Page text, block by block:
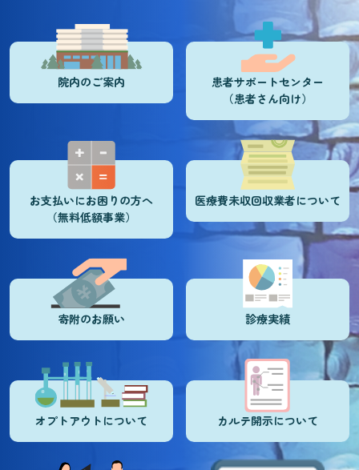
院内のご案内
患者サポートセンター
（患者さん向け）
お支払いにお困りの方へ
（無料低額事業）
医療費未収回収業者について
寄附のお願い 診療実績
オプトアウトについて カルテ開示について